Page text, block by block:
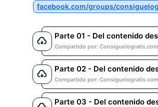
facebook.com/groups/
Parte 01 - Del contenido
Compartido por: Consiguelogratis.com
Parte 02 - Del contenido
Compartido por: Consiguelogratis.com
Parte 03 - Del contenido